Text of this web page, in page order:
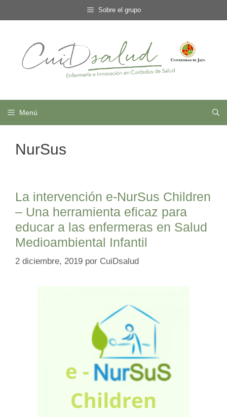
al
Sobre el grupo
Menú
NurSus
La intervención e-NurSus Children
– Una herramienta eficaz para
educar a las enfermeras en Salud
Medioambiental Infantil
2 diciembre, 2019 por CuiDsalud